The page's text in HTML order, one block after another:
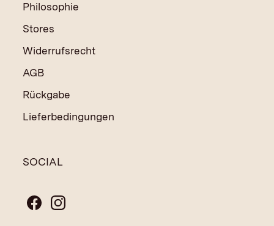
Philosophie
Stores
Widerrufsrecht
AGB
Rückgabe
Lieferbedingungen
SOCIAL